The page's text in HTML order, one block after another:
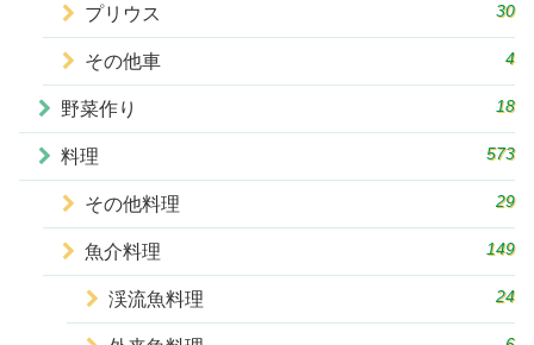
プリウス 30
その他車 4
野菜作り 18
料理 573
その他料理 29
魚介料理 149
渓流魚料理 24